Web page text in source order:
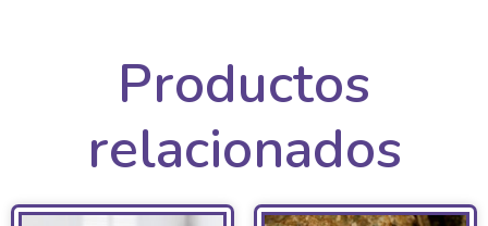
Productos
relacionados